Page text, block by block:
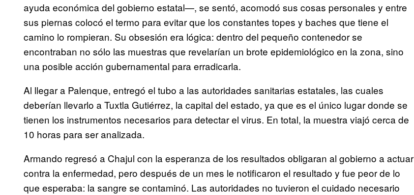
ayuda económica del gobierno estatal—, se sentó, acomodó sus cosas personales y entre
sus piernas colocó el termo para evitar que los constantes topes y baches que tiene el
camino lo rompieran. Su obsesión era lógica: dentro del pequeño contenedor se
encontraban no sólo las muestras que revelarían un brote epidemiológico en la zona, sino
una posible acción gubernamental para erradicarla.
Al llegar a Palenque, entregó el tubo a las autoridades sanitarias estatales, las cuales
deberían llevarlo a Tuxtla Gutiérrez, la capital del estado, ya que es el único lugar donde se
tienen los instrumentos necesarios para detectar el virus. En total, la muestra viajó cerca de
10 horas para ser analizada.
Armando regresó a Chajul con la esperanza de los resultados obligaran al gobierno a actuar
contra la enfermedad, pero después de un mes le notificaron el resultado y fue peor de lo
que esperaba: la sangre se contaminó. Las autoridades no tuvieron el cuidado necesario